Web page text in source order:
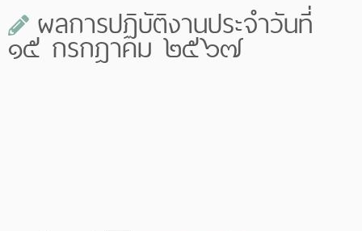
ผลการปฏิบัติงานประจำวันที่
๑๕ กรกฎาคม ๒๕๖๗